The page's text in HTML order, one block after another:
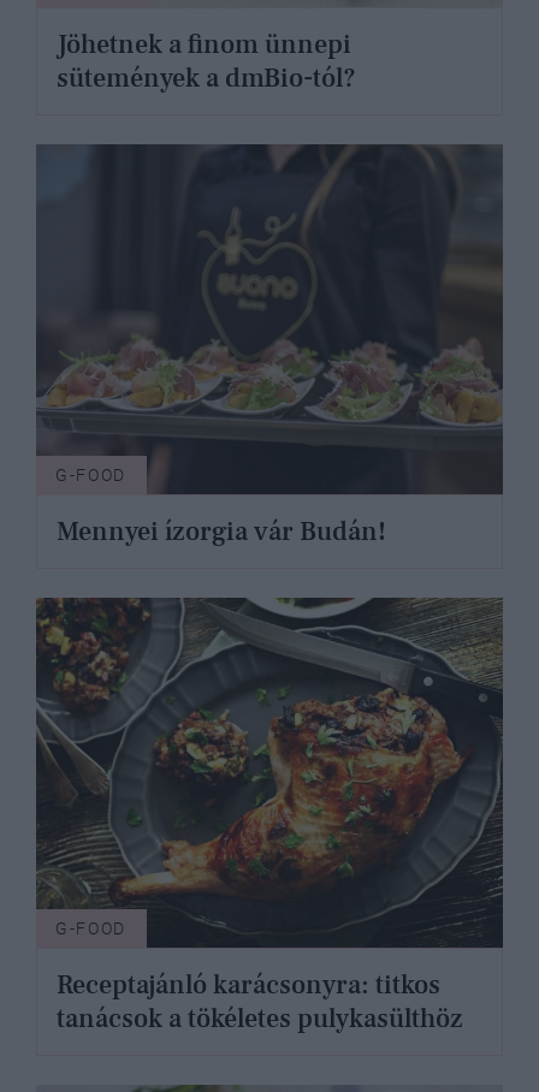
Jöhetnek a finom ünnepi
sütemények a dmBio-tól?
G-FOOD
Mennyei ízorgia vár Budán!
G-FOOD
Receptajánló karácsonyra: titkos
tanácsok a tökéletes pulykasülthöz